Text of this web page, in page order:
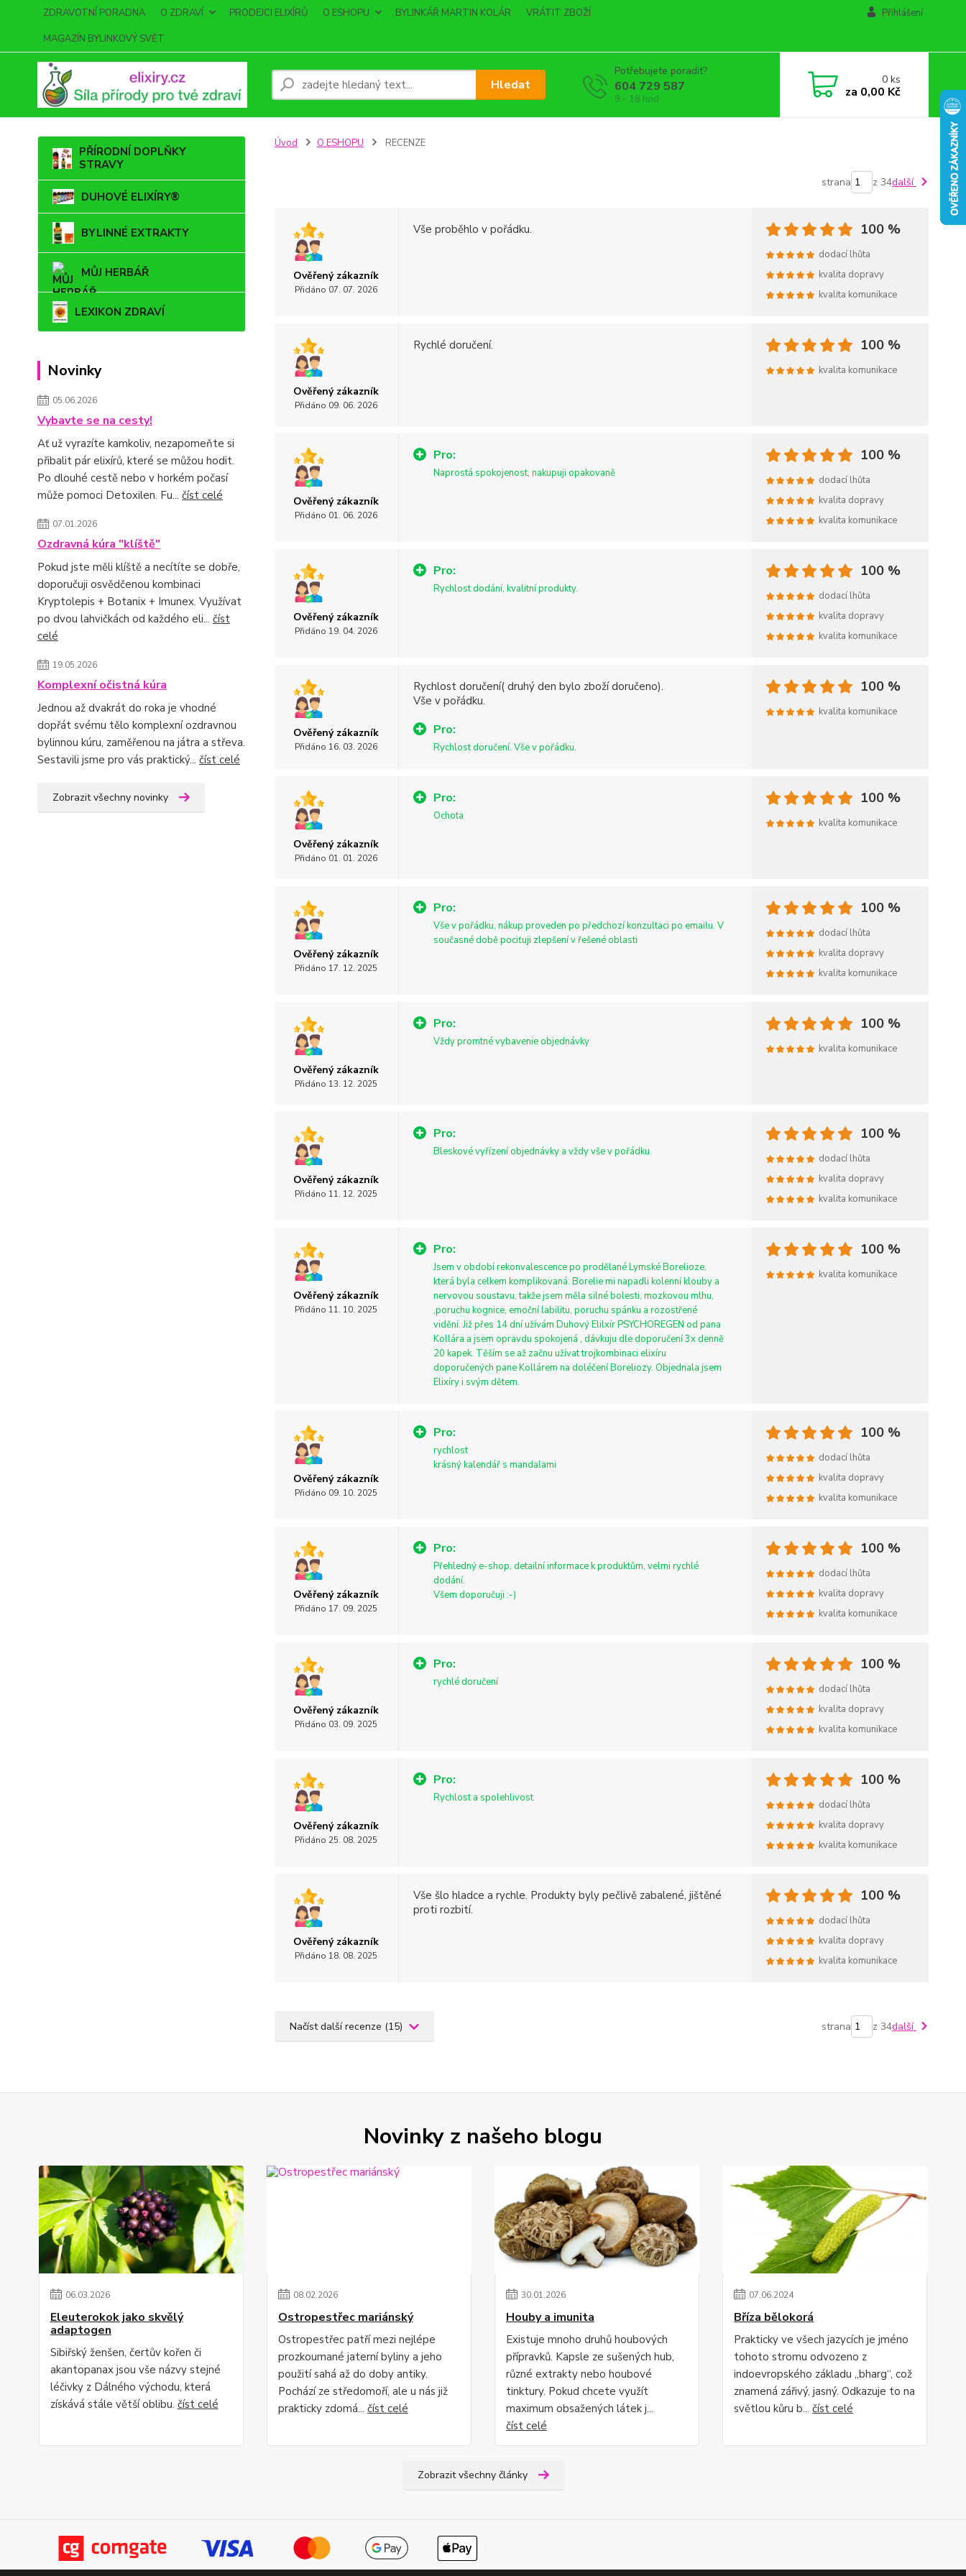
ZDRAVOTNÍ PORADNA O ZDRAVÍ PRODEJCI ELIXÍRŮ O ESHOPU BYLINKÁŘ MARTIN KOLÁR
VRÁTIT ZBOŽÍ
MAGAZÍN BYLINKOVÝ SVĚT
Přihlášení
Hledat
Potřebujete poradit?
604 729 587
9 - 18 hod
0ks
za 0,00 Kč
PŘÍRODNÍ DOPLŇKY
STRAVY
DUHOVÉ ELIXÍRY®
BYLINNÉ EXTRAKTY
MŮJ HERBÁŘ
LEXIKON ZDRAVÍ
Novinky
05.06.2026
Vybavte se na cesty!
Ať už vyrazíte kamkoliv, nezapomeňte si
přibalit pár elixírů, které se můžou hodit.
Po dlouhé cestě nebo v horkém počasí
může pomoci Detoxilen. Fu... číst celé
07.01.2026
Ozdravná kúra "klíště"
Pokud jste měli klíště a necítíte se dobře,
doporučuji osvědčenou kombinaci
Kryptolepis + Botanix + Imunex. Využívat
po dvou lahvičkách od každého eli... číst
celé
19.05.2026
Komplexní očistná kúra
Jednou až dvakrát do roka je vhodné
dopřát svému tělo komplexní ozdravnou
bylinnou kúru, zaměřenou na játra a střeva.
Sestavili jsme pro vás praktický... číst celé
Zobrazit všechny novinky
Úvod O ESHOPU RECENZE
strana z 34další
Ověřený zákazník
Přidáno 07. 07. 2026
Vše proběhlo v pořádku. 100 %
dodací lhůta
kvalita dopravy
kvalita komunikace
Ověřený zákazník
Přidáno 09. 06. 2026
Rychlé doručení. 100 %
kvalita komunikace
Ověřený zákazník
Přidáno 01. 06. 2026
Pro:
Naprostá spokojenost, nakupuji opakovaně
100 %
dodací lhůta
kvalita dopravy
kvalita komunikace
Ověřený zákazník
Přidáno 19. 04. 2026
Pro:
Rychlost dodání, kvalitní produkty.
100 %
dodací lhůta
kvalita dopravy
kvalita komunikace
Ověřený zákazník
Přidáno 16. 03. 2026
Rychlost doručení( druhý den bylo zboží doručeno).
Vše v pořádku.
Pro:
Rychlost doručení. Vše v pořádku.
100 %
kvalita komunikace
Ověřený zákazník
Přidáno 01. 01. 2026
Pro:
Ochota
100 %
kvalita komunikace
Ověřený zákazník
Přidáno 17. 12. 2025
Pro:
Vše v pořádku, nákup proveden po předchozí konzultaci po emailu. V
současné době pociťuji zlepšení v řešené oblasti
100 %
dodací lhůta
kvalita dopravy
kvalita komunikace
Ověřený zákazník
Přidáno 13. 12. 2025
Pro:
Vždy promtné vybavenie objednávky
100 %
kvalita komunikace
Ověřený zákazník
Přidáno 11. 12. 2025
Pro:
Bleskové vyřízení objednávky a vždy vše v pořádku.
100 %
dodací lhůta
kvalita dopravy
kvalita komunikace
Ověřený zákazník
Přidáno 11. 10. 2025
Pro:
Jsem v období rekonvalescence po prodělané Lymské Borelioze,
která byla celkem komplikovaná. Borelie mi napadli kolenní klouby a
nervovou soustavu, takže jsem měla silné bolesti, mozkovou mlhu,
,poruchu kognice, emoční labilitu, poruchu spánku a rozostřené
vidění. Již přes 14 dní užívám Duhový Elilxír PSYCHOREGEN od pana
Kollára a jsem opravdu spokojená , dávkuju dle doporučení 3x denně
20 kapek. Těším se až začnu užívat trojkombinaci elixíru
doporučených pane Kollárem na doléčení Boreliozy. Objednala jsem
Elixíry i svým dětem.
100 %
kvalita komunikace
Ověřený zákazník
Přidáno 09. 10. 2025
Pro:
rychlost
krásný kalendář s mandalami
100 %
dodací lhůta
kvalita dopravy
kvalita komunikace
Ověřený zákazník
Přidáno 17. 09. 2025
Pro:
Přehledný e-shop, detailní informace k produktům, velmi rychlé
dodání.
Všem doporučuji :-)
100 %
dodací lhůta
kvalita dopravy
kvalita komunikace
Ověřený zákazník
Přidáno 03. 09. 2025
Pro:
rychlé doručení
100 %
dodací lhůta
kvalita dopravy
kvalita komunikace
Ověřený zákazník
Přidáno 25. 08. 2025
Pro:
Rychlost a spolehlivost
100 %
dodací lhůta
kvalita dopravy
kvalita komunikace
Ověřený zákazník
Přidáno 18. 08. 2025
Vše šlo hladce a rychle. Produkty byly pečlivě zabalené, jištěné
proti rozbití.
100 %
dodací lhůta
kvalita dopravy
kvalita komunikace
Načíst další recenze (15) strana z 34další
Novinky z našeho blogu
06.03.2026
Eleuterokok jako skvělý
adaptogen
Sibiřský ženšen, čertův kořen či
akantopanax jsou vše názvy stejné
léčivky z Dálného východu, která
získává stále větší oblibu. číst celé
08.02.2026
Ostropestřec mariánský
Ostropestřec patří mezi nejlépe
prozkoumané jaterní byliny a jeho
použití sahá až do doby antiky.
Pochází ze středomoří, ale u nás již
prakticky zdomá... číst celé
30.01.2026
Houby a imunita
Existuje mnoho druhů houbových
přípravků. Kapsle ze sušených hub,
různé extrakty nebo houbové
tinktury. Pokud chcete využít
maximum obsažených látek j...
číst celé
07.06.2024
Bříza bělokorá
Prakticky ve všech jazycích je jméno
tohoto stromu odvozeno z
indoevropského základu „bharg“, což
znamená zářivý, jasný. Odkazuje to na
světlou kůru b...číst celé
Zobrazit všechny články